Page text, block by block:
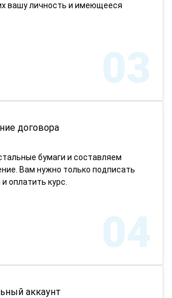
вашу личность и имеющееся
03
договора
бумаги и составляем
Вам нужно только подписать
оплатить курс.
04
аккаунт